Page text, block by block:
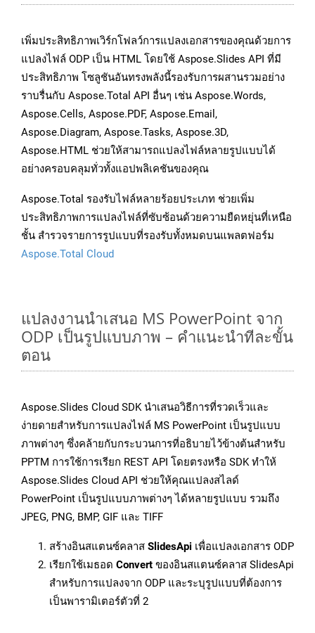
เพิ่มประสิทธิภาพเวิร์กโฟลว์การแปลงเอกสารของคุณด้วยการ
แปลงไฟล์ ODP เป็น HTML โดยใช้ Aspose.Slides API ที่มี
ประสิทธิภาพ โซลูชันอันทรงพลังนี้รองรับการผสานรวมอย่าง
ราบรื่นกับ Aspose.Total API อื่นๆ เช่น Aspose.Words,
Aspose.Cells, Aspose.PDF, Aspose.Email,
Aspose.Diagram, Aspose.Tasks, Aspose.3D,
Aspose.HTML ช่วยให้สามารถแปลงไฟล์หลายรูปแบบได้
อย่างครอบคลุมทั่วทั้งแอปพลิเคชันของคุณ
Aspose.Total รองรับไฟล์หลายร้อยประเภท ช่วยเพิ่ม
ประสิทธิภาพการแปลงไฟล์ที่ซับซ้อนด้วยความยืดหยุ่นที่เหนือ
ชั้น สำรวจรายการรูปแบบที่รองรับทั้งหมดบนแพลตฟอร์ม
Aspose.Total Cloud
แปลงงานนำเสนอ MS PowerPoint จาก
ODP เป็นรูปแบบภาพ – คำแนะนำทีละขั้น
ตอน
Aspose.Slides Cloud SDK นำเสนอวิธีการที่รวดเร็วและ
ง่ายดายสำหรับการแปลงไฟล์ MS PowerPoint เป็นรูปแบบ
ภาพต่างๆ ซึ่งคล้ายกับกระบวนการที่อธิบายไว้ข้างต้นสำหรับ
PPTM การใช้การเรียก REST API โดยตรงหรือ SDK ทำให้
Aspose.Slides Cloud API ช่วยให้คุณแปลงสไลด์
PowerPoint เป็นรูปแบบภาพต่างๆ ได้หลายรูปแบบ รวมถึง
JPEG, PNG, BMP, GIF และ TIFF
สร้างอินสแตนซ์คลาส SlidesApi เพื่อแปลงเอกสาร ODP
เรียกใช้เมธอด Convert ของอินสแตนซ์คลาส SlidesApi
สำหรับการแปลงจาก ODP และระบุรูปแบบที่ต้องการ
เป็นพารามิเตอร์ตัวที่ 2